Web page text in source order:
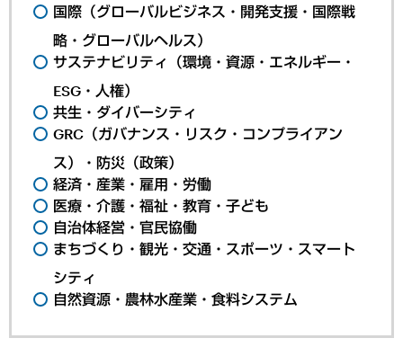
国際（グローバルビジネス・開発支援・国際戦
略・グローバルヘルス）
サステナビリティ（環境・資源・エネルギー・
ESG・人権）
共生・ダイバーシティ
GRC（ガバナンス・リスク・コンプライアン
ス）・防災（政策）
経済・産業・雇用・労働
医療・介護・福祉・教育・子ども
自治体経営・官民協働
まちづくり・観光・交通・スポーツ・スマート
シティ
自然資源・農林水産業・食料システム